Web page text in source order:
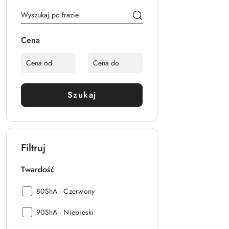
Cena
Szukaj
Filtruj
Twardość
Twardość:
80ShA - Czerwony
Twardość:
90ShA - Niebieski